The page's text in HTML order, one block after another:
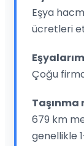
Eşya
ücretleri
Çoğu
Taşınma
679 km
genellikle